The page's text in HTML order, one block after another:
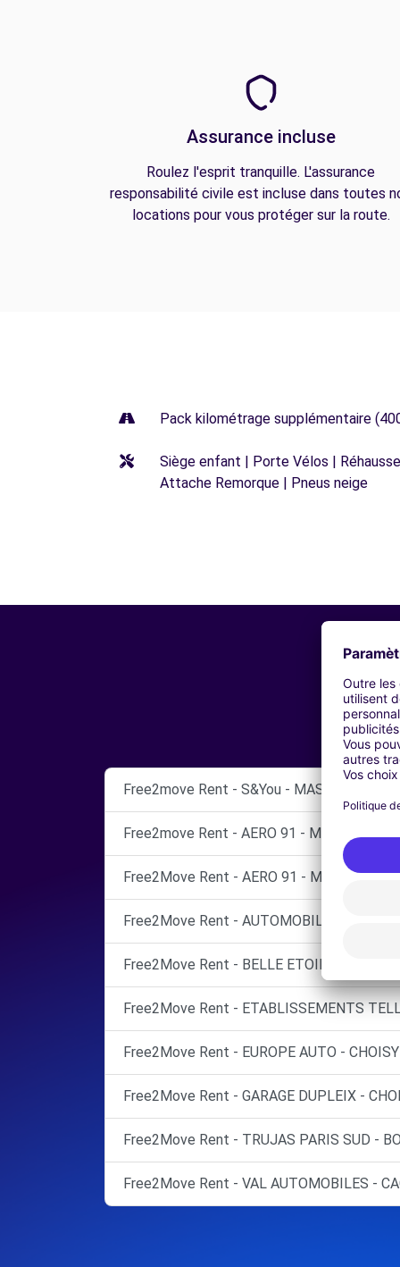
Assurance incluse
Roulez l'esprit tranquille. L'assurance
responsabilité civile est incluse dans toutes
locations pour vous protéger sur la route.
Pack kilométrage supplémentaire
Siège enfant | Porte Vélos |
Attache Remorque | Pneus neige
Free2move Rent - S&You - MASSY CEDEX
Free2move Rent - AERO 91 - MASSY
Free2Move Rent - AERO 91 - MASSY (O)
Free2Move Rent - AUTOMOBILES DU
Free2Move Rent - BELLE ETOILE
Free2Move Rent - ETABLISSEMENTS
Free2Move Rent - EUROPE AUTO -
Free2Move Rent - GARAGE DUPLEIX -
Free2Move Rent - TRUJAS PARIS SUD -
Free2Move Rent - VAL AUTOMOBILES -